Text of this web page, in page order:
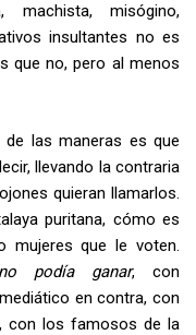
machista, misógino,
insultantes no es
que no, pero al menos
las maneras es que
llevando la contraria
quieran llamarlos.
puritana, cómo es
mujeres que le voten.
no podía ganar, con
en contra, con
con los famosos de la